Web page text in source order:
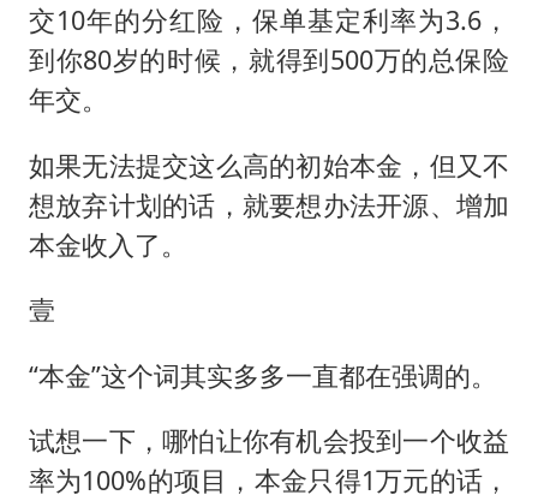
交10年的分红险，保单基定利率为3.6，
到你80岁的时候，就得到500万的总保险
年交。
如果无法提交这么高的初始本金，但又不
想放弃计划的话，就要想办法开源、增加
本金收入了。
壹
“本金”这个词其实多多一直都在强调的。
试想一下，哪怕让你有机会投到一个收益
率为100%的项目，本金只得1万元的话，